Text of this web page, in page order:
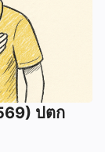
ปตก